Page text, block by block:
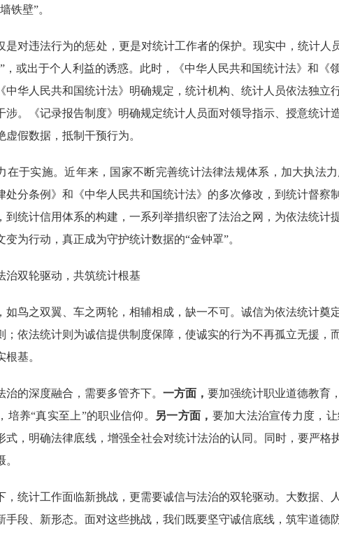
铁壁”。
是对违法行为的惩处，更是对统计工作者的保护。现实中，统计人
，或出于个人利益的诱惑。此时，《中华人民共和国统计法》和《
中华人民共和国统计法》明确规定，统计机构、统计人员依法独立
涉。《记录报告制度》明确规定统计人员面对领导指示、授意统计
虚假数据，抵制干预行为。
在于实施。近年来，国家不断完善统计法律法规体系，加大执法
处分条例》和《中华人民共和国统计法》的多次修改，到统计督
到统计信用体系的构建，一系列举措织密了法治之网，为依法统计
变为行动，真正成为守护统计数据的“金钟罩”。
治双轮驱动，共筑统计根基
如鸟之双翼、车之两轮，相辅相成，缺一不可。诚信为依法统计奠
；依法统计则为诚信提供制度保障，使诚实的行为不再孤立无援，
基。
治的深度融合，需要多管齐下。 一方面， 要加强统计职业道德教育
培养“真实至上”的职业信仰。 另一方面， 要加大法治宣传力度，
式，明确法律底线，增强全社会对统计法治的认同。同时，要严格
，统计工作面临新挑战，更需要诚信与法治的双轮驱动。大数据、
手段、新形态。面对这些挑战，我们既要坚守诚信底线，筑牢道德